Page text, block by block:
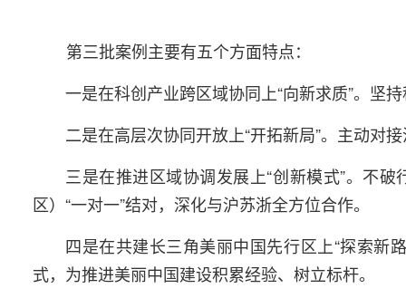
第三批案例主要有五个方面特点：
一是在科创产业跨区域协同上“向新求质”。坚
二是在高层次协同开放上“开拓新局”。主动对
三是在推进区域协调发展上“创新模式”。不
区）“一对一”结对，深化与沪苏浙全方位合作。
四是在共建长三角美丽中国先行区上“探索新
式，为推进美丽中国建设积累经验、树立标杆。